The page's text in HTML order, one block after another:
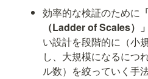
効率的な検証のために
（Ladder of Scales）
い設計を段階的に（小
し、大規模になるにつ
ル数）を絞っていく手